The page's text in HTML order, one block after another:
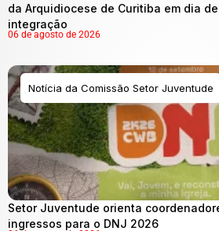
da Arquidiocese de Curitiba em dia
integração
06 de agosto de 2026
Notícia da Comissão Setor Juventude
Setor Juventude orienta
ingressos para o DNJ 2026